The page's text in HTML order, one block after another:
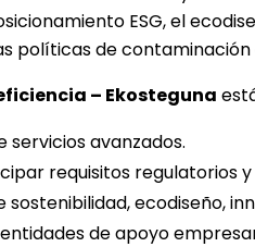
ESG, el
políticas de
– Ekosteguna
servicios avanzados.
requisitos regulatorios
sostenibilidad, ecodiseño,
de apoyo